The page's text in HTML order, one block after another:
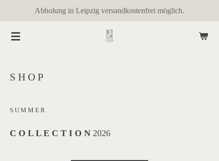
springen
Abholung in Leipzig versandkostenfrei möglich.
S H O P
S U M M E R
C O L L E C T I O N 2026